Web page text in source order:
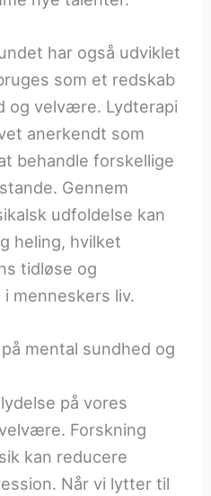
har også udviklet
som et redskab
og velvære. Lydterapi
anerkendt som
behandle forskellige
Gennem
udfoldelse kan
heling, hvilket
tidløse og
menneskers liv.
mental sundhed og
på vores
Forskning
kan reducere
Når vi lytter til